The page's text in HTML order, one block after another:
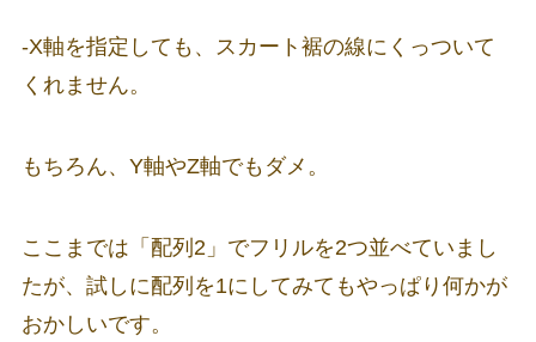
-X軸を指定しても、スカート裾の線にくっついて
くれません。
もちろん、Y軸やZ軸でもダメ。
ここまでは「配列2」でフリルを2つ並べていまし
たが、試しに配列を1にしてみてもやっぱり何かが
おかしいです。